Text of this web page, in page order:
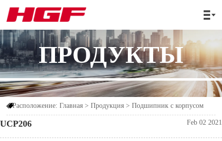

ПРОДУКТЫ
Расположение:Главная >Продукция >Подшипник с корпусом
UCP206 Feb 02 2021